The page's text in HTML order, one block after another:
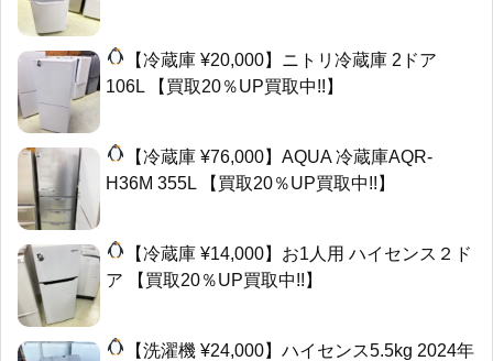
【冷蔵庫 ¥20,000】ニトリ冷蔵庫 2ドア
106L 【買取20％UP買取中!!】
【冷蔵庫 ¥76,000】AQUA 冷蔵庫AQR-
H36M 355L 【買取20％UP買取中!!】
【冷蔵庫 ¥14,000】お1人用 ハイセンス２ド
ア 【買取20％UP買取中!!】
【洗濯機 ¥24,000】ハイセンス5.5kg 2024年